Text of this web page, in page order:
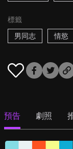
標籤
男同志
情慾
預告 劇照